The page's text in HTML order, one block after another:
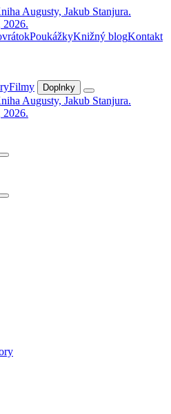
PoukážkyKnižný blogKontakt
Filmy Doplnky